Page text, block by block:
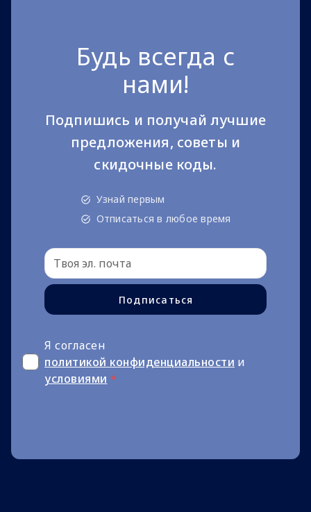
Будь всегда с
нами!
Подпишись и получай лучшие
предложения, советы и
скидочные коды.
Узнай первым
Отписаться в любое время
Подписаться
Я согласен
политикой конфиденциальности и
условиями *